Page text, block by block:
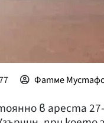
Фатме
в ареста